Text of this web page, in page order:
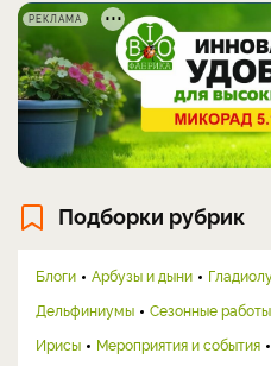
РЕКЛАМА
Подборки рубрик
Блоги Арбузы и дыни
Дельфиниумы
Сезонные работы
Ирисы
Мероприятия и события